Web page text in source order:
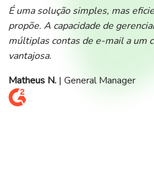
É uma solução simples, mas
propõe. A capacidade de
múltiplas contas de e-mail a um
vantajosa.
Matheus N. | General Manager